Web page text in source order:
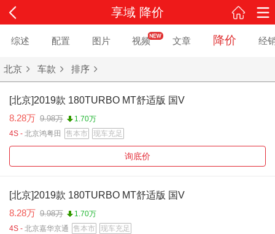
享域 降价
综述 配置 图片 视频 文章 降价 经
北京 车款 排序
[北京]2019款 180TURBO MT舒适版 国V
8.28万 9.98万
1.70万
4S - 北京鸿粤田 售本市 现车充足
询底价
[北京]2019款 180TURBO MT舒适版 国V
8.28万 9.98万
1.70万
4S - 北京嘉华京通 售本市 现车充足